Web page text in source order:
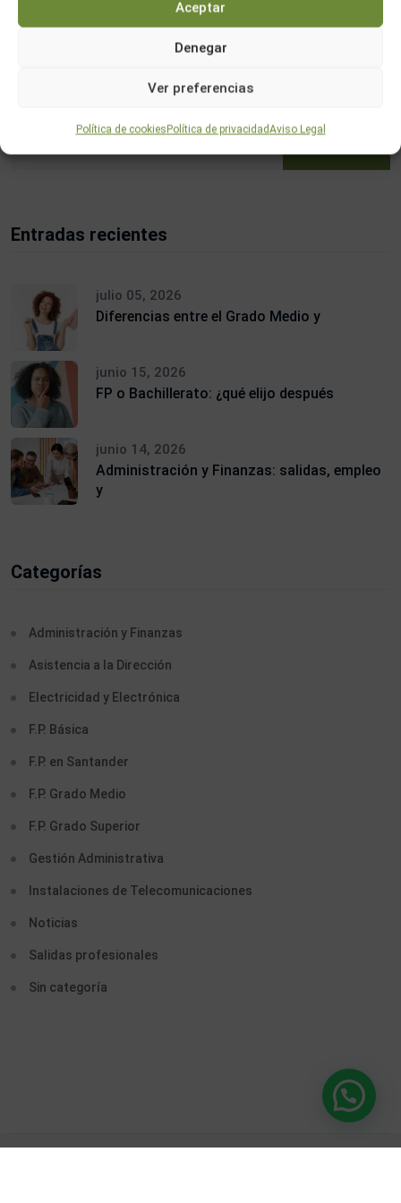
Aceptar
Denegar
Ver preferencias
Política de cookiesPolítica de privacidadAviso Legal
Entradas recientes
julio 05, 2026
Diferencias entre el Grado Medio y
junio 15, 2026
FP o Bachillerato: ¿qué elijo después
junio 14, 2026
Administración y Finanzas: salidas, empleo
y
Categorías
Administración y Finanzas
Asistencia a la Dirección
Electricidad y Electrónica
F.P. Básica
F.P. en Santander
F.P. Grado Medio
F.P. Grado Superior
Gestión Administrativa
Instalaciones de Telecomunicaciones
Noticias
Salidas profesionales
Sin categoría